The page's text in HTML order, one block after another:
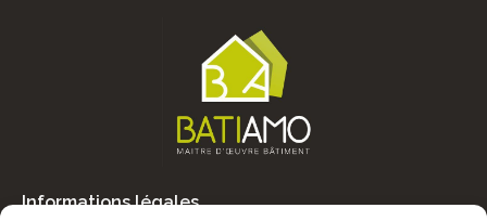
Informations légales